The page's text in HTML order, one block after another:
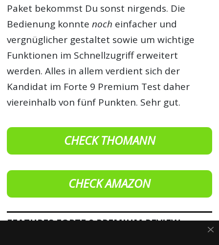
Paket bekommst Du sonst nirgends. Die
Bedienung konntenoch einfacher und
vergnüglicher gestaltet sowie um wichtige
Funktionen im Schnellzugriff erweitert
werden. Alles in allem verdient sich der
Kandidat im Forte 9 Premium Test daher
viereinhalb von fünf Punkten. Sehr gut.
CHECK THOMANN
CHECK AMAZON
FEATURES FORTE 9 PREMIUM REVIEW